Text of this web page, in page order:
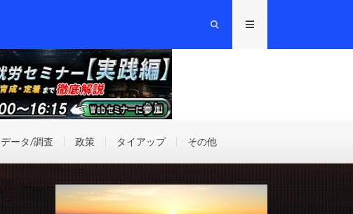
データ/調査 政策 タイアップ その他